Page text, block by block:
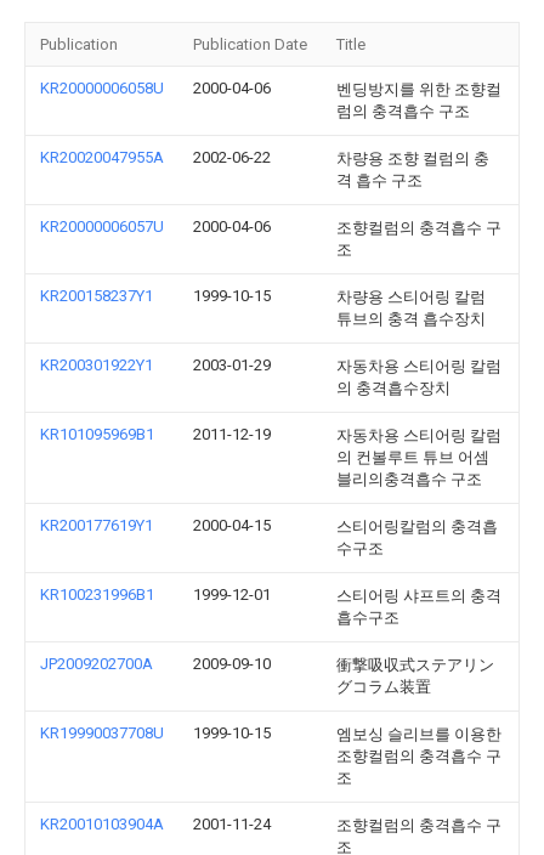
Publication Publication Date Title
KR20000006058U 2000-04-06
벤딩방지를 위한 조향컬
럼의 충격흡수 구조
KR20020047955A 2002-06-22
차량용 조향 컬럼의 충
격 흡수 구조
KR20000006057U 2000-04-06
조향컬럼의 충격흡수 구
조
KR200158237Y1 1999-10-15
차량용 스티어링 칼럼
튜브의 충격 흡수장치
KR200301922Y1 2003-01-29
자동차용 스티어링 칼럼
의 충격흡수장치
KR101095969B1 2011-12-19
자동차용 스티어링 칼럼
의 컨볼루트 튜브 어셈
블리의충격흡수 구조
KR200177619Y1 2000-04-15
스티어링칼럼의 충격흡
수구조
KR100231996B1 1999-12-01
스티어링 샤프트의 충격
흡수구조
JP2009202700A 2009-09-10
衝撃吸収式ステアリン
グコラム装置
KR19990037708U 1999-10-15
엠보싱 슬리브를 이용한
조향컬럼의 충격흡수 구
조
KR20010103904A 2001-11-24
조향컬럼의 충격흡수 구
조